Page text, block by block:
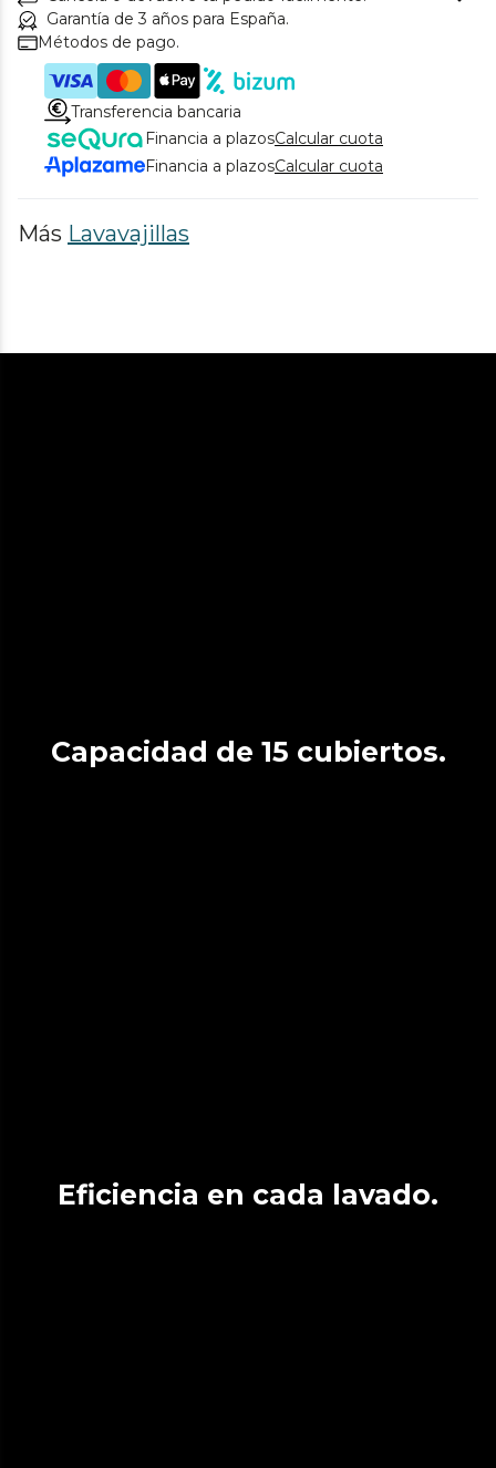
Garantía de 3 años para España.
Métodos de pago.
Transferencia bancaria
Financia a plazosCalcular cuota
Financia a plazosCalcular cuota
Más Lavavajillas
Capacidad de 15 cubiertos.
Eficiencia en cada lavado.